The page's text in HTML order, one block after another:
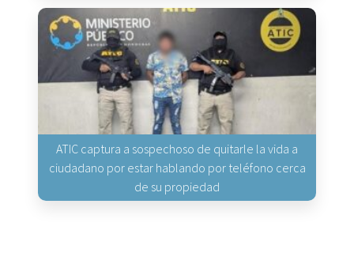
ATIC captura a sospechoso de quitarle la vida a
ciudadano por estar hablando por teléfono cerca
de su propiedad